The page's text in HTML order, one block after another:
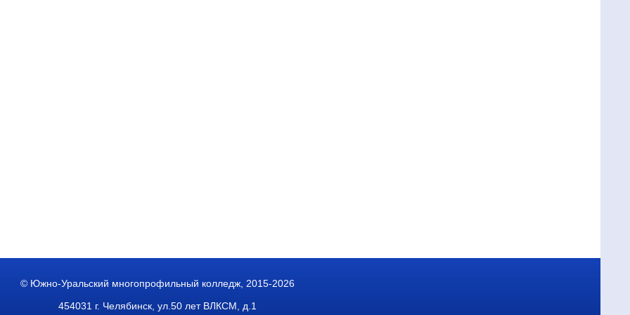
© Южно-Уральский многопрофильный колледж, 2015-2026
454031 г. Челябинск, ул.50 лет ВЛКСМ, д.1